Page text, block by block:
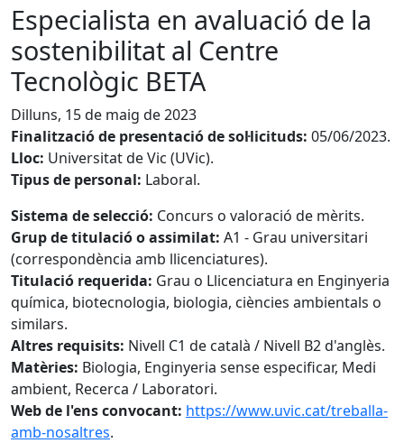
Especialista en avaluació de la
sostenibilitat al Centre
Tecnològic BETA
Dilluns, 15 de maig de 2023
Finalització de presentació de sol·licituds: 05/06/2023.
Lloc: Universitat de Vic (UVic).
Tipus de personal: Laboral.
Sistema de selecció: Concurs o valoració de mèrits.
Grup de titulació o assimilat: A1 - Grau universitari
(correspondència amb llicenciatures).
Titulació requerida: Grau o Llicenciatura en Enginyeria
química, biotecnologia, biologia, ciències ambientals o
similars.
Altres requisits: Nivell C1 de català / Nivell B2 d'anglès.
Matèries: Biologia, Enginyeria sense especificar, Medi
ambient, Recerca / Laboratori.
Web de l'ens convocant: https://www.uvic.cat/treballa-
amb-nosaltres.